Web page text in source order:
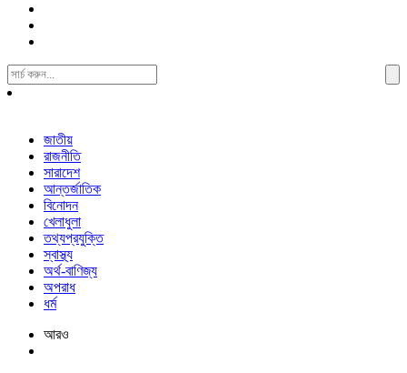
Search
For:
জাতীয়
রাজনীতি
সারাদেশ
আন্তর্জাতিক
বিনোদন
খেলাধুলা
তথ্যপ্রযুক্তি
স্বাস্থ্য
অর্থ-বাণিজ্য
অপরাধ
ধর্ম
আরও